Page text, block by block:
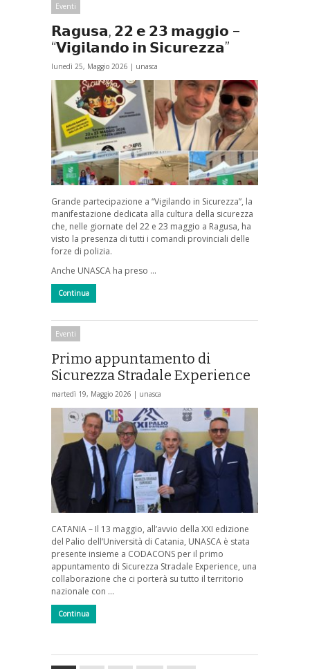
Eventi
𝗥𝗮𝗴𝘂𝘀𝗮, 𝟮𝟮 𝗲 𝟮𝟯 𝗺𝗮𝗴𝗴𝗶𝗼 –
“𝗩𝗶𝗴𝗶𝗹𝗮𝗻𝗱𝗼 𝗶𝗻 𝗦𝗶𝗰𝘂𝗿𝗲𝘇𝘇𝗮”
lunedì 25, Maggio 2026 | unasca
Grande partecipazione a “Vigilando in Sicurezza”, la
manifestazione dedicata alla cultura della sicurezza
che, nelle giornate del 22 e 23 maggio a Ragusa, ha
visto la presenza di tutti i comandi provinciali delle
forze di polizia.
Anche UNASCA ha preso …
Continua
Eventi
Primo appuntamento di
Sicurezza Stradale Experience
martedì 19, Maggio 2026 | unasca
CATANIA – Il 13 maggio, all’avvio della XXI edizione
del Palio dell’Università di Catania, UNASCA è stata
presente insieme a CODACONS per il primo
appuntamento di Sicurezza Stradale Experience, una
collaborazione che ci porterà su tutto il territorio
nazionale con …
Continua